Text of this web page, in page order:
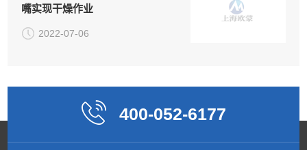
嘴实现干燥作业
2022-07-06
400-052-6177